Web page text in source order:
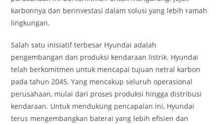
karbonnya dan berinvestasi dalam solusi yang lebih ramah
lingkungan.
Salah satu inisiatif terbesar Hyundai adalah
pengembangan dan produksi kendaraan listrik. Hyundai
telah berkomitmen untuk mencapai tujuan netral karbon
pada tahun 2045. Yang mencakup seluruh operasional
perusahaan, mulai dari proses produksi hingga distribusi
kendaraan. Untuk mendukung pencapaian ini, Hyundai
terus mengembangkan baterai yang lebih efisien dan